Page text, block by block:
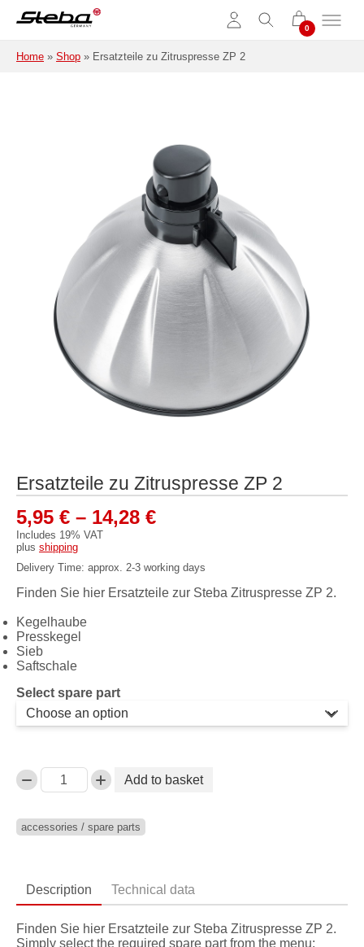
Skip to main content
Home » Shop » Ersatzteile zu Zitruspresse ZP 2
Ersatzteile zu Zitruspresse ZP 2
5,95 € – 14,28 €Price
5,95 €
through
Includes 19% VAT
plus shipping
Delivery Time: approx. 2-3 working days
Finden Sie hier Ersatzteile zur Steba Zitruspresse ZP 2.
Kegelhaube
Presskegel
Sieb
Saftschale
Select spare part
Anzahl Add to basket
accessories / spare parts
Description Technical data
Finden Sie hier Ersatzteile zur Steba Zitruspresse ZP 2.
Simply select the required spare part from the menu: